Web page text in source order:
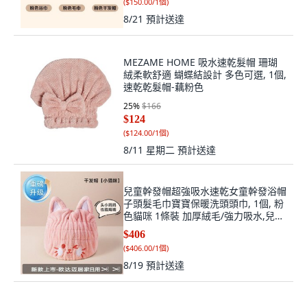
8/21 預計送達
MEZAME HOME 吸水速乾髮帽 珊瑚
絨柔軟舒適 蝴蝶結設計 多色可選, 1個,
速乾乾髮帽-藕粉色
25%$166
$124
($124.00/1個)
8/11 星期二 預計送達
兒童幹發帽超強吸水速乾女童幹發浴帽
子頭髮毛巾寶寶保暖洗頭頭巾, 1個, 粉
色貓咪 1條裝 加厚絨毛/強力吸水,兒童
精品:蓬鬆透氣 7A抗菌抑菌 速吸速, 粉
色
$406
($406.00/1個)
8/19 預計送達